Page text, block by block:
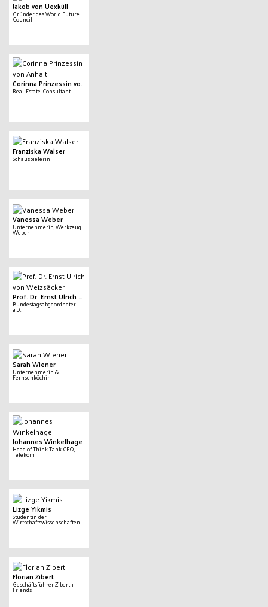
Jakob von Uexküll
Gründer des World Future
Council
Corinna Prinzessin von Anhalt
Real-Estate-Consultant
Franziska Walser
Schauspielerin
Vanessa Weber
Unternehmerin, Werkzeug
Weber
Prof. Dr. Ernst Ulrich von Weizsäcker
Bundestagsabgeordneter
a.D.
Sarah Wiener
Unternehmerin &
Fernsehköchin
Johannes Winkelhage
Head of Think Tank CEO,
Telekom
Lizge Yikmis
Studentin der
Wirtschaftswissenschaften
Florian Zibert
Geschäftsführer Zibert +
Friends